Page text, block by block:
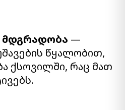
მდგრადობა —
წყალობით,
ქსოვილში, რაც მათ